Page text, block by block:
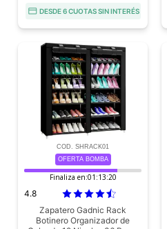
DESDE 6 CUOTAS SIN INTERÉS
COD. SHRACK01
OFERTA BOMBA
Finaliza en:01:13:18
4.8
Zapatero Gadnic Rack
Botinero Organizador de